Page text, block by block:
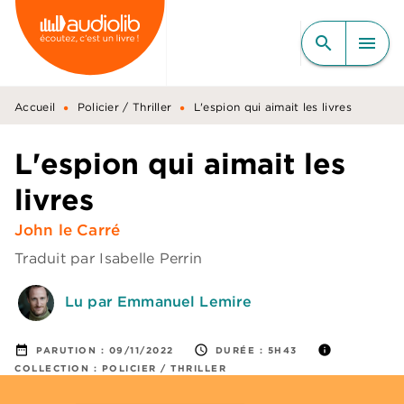
MENU RECHERCHE
CONTENU
PIED DE PAGE
search menu
Accueil • Policier / Thriller • L'espion qui aimait les livres
L'espion qui aimait les
livres
John le Carré
Traduit par Isabelle Perrin
Lu par Emmanuel Lemire
date_range PARUTION : 09/11/2022 access_time DURÉE : 5H43 info
COLLECTION : POLICIER / THRILLER